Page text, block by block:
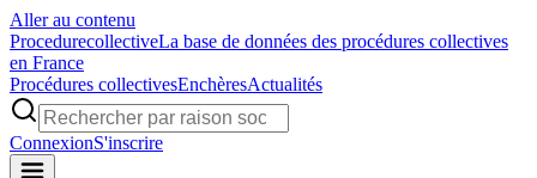
Aller au contenu
ProcedurecollectiveLa base de données des procédures collectives
en France
Procédures collectivesEnchèresActualités
ConnexionS'inscrire